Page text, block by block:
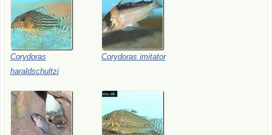
Corydoras
haraldschultzi
Corydoras imitator